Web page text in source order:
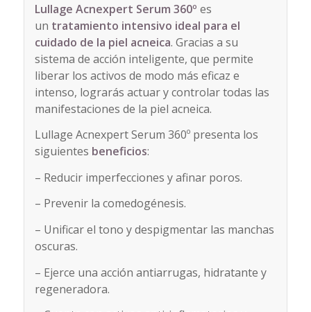
Lullage Acnexpert Serum 360º es
un tratamiento intensivo ideal para el
cuidado de la piel acneica. Gracias a su
sistema de acción inteligente, que permite
liberar los activos de modo más eficaz e
intenso, lograrás actuar y controlar todas las
manifestaciones de la piel acneica.
Lullage Acnexpert Serum 360º presenta los
siguientes beneficios:
– Reducir imperfecciones y afinar poros.
– Prevenir la comedogénesis.
– Unificar el tono y despigmentar las manchas
oscuras.
– Ejerce una acción antiarrugas, hidratante y
regeneradora.